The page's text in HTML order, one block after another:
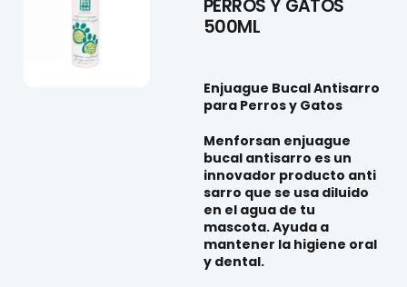
PERROS Y GATOS
500ML
Enjuague Bucal Antisarro
para Perros y Gatos
Menforsan enjuague
bucal antisarro es un
innovador producto anti
sarro que se usa diluido
en el agua de tu
mascota. Ayuda a
mantener la higiene oral
y dental.